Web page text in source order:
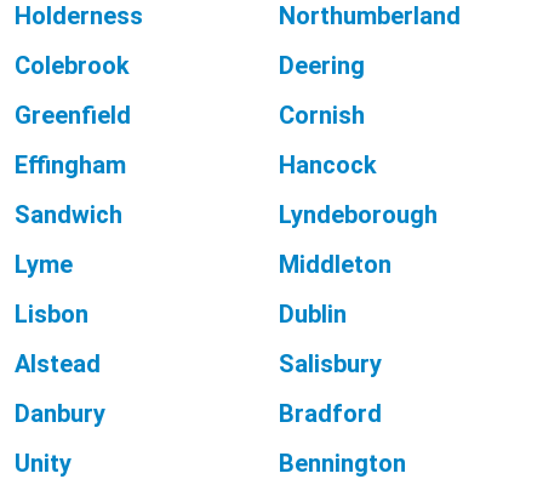
Holderness
Northumberland
Colebrook
Deering
Greenfield
Cornish
Effingham
Hancock
Sandwich
Lyndeborough
Lyme
Middleton
Lisbon
Dublin
Alstead
Salisbury
Danbury
Bradford
Unity
Bennington